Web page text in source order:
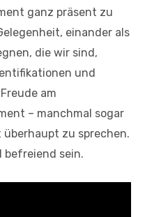
ganz präsent zu
einander als
die wir sind,
und
am
– manchmal sogar
zu sprechen.
befreiend sein.